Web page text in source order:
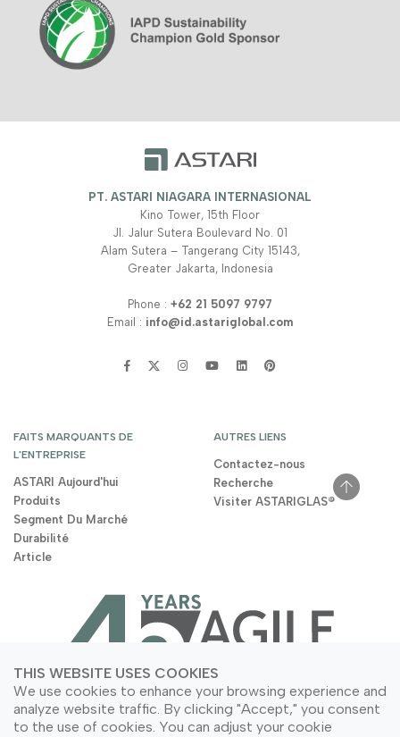
PT. ASTARI NIAGARA INTERNASIONAL
Kino Tower, 15th Floor
Jl. Jalur Sutera Boulevard No. 01
Alam Sutera – Tangerang City 15143,
Greater Jakarta, Indonesia
Phone : +62 21 5097 9797
Email : info@id.astariglobal.com
FAITS MARQUANTS DE
L'ENTREPRISE
ASTARI Aujourd'hui
Produits
Segment Du Marché
Durabilité
Article
AUTRES LIENS
Contactez-nous
Recherche
Visiter ASTARIGLAS®
THIS WEBSITE USES COOKIES
We use cookies to enhance your browsing experience and
analyze website traffic. By clicking "Accept," you consent
to the use of cookies. You can adjust your cookie